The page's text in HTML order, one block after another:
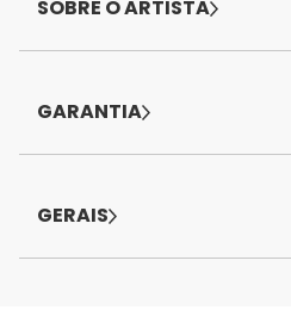
SOBRE O ARTISTA
GARANTIA
GERAIS